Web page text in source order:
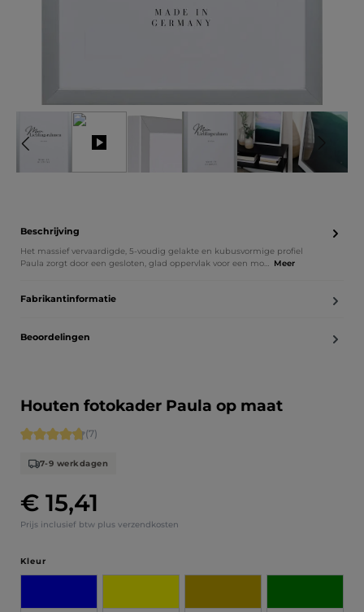
Beschrijving
Het massief vervaardigde, 5-voudig gelakte en kubusvormige profiel
Paula zorgt door een gesloten, glad oppervlak voor een mo… Meer
Fabrikantinformatie
Beoordelingen
Houten fotokader Paula op maat
Normale prijs:
€ 15,41
Prijs inclusief btw plus verzendkosten
Gemiddelde score van 4.71 op 5 sterren
(7)
7-9 werkdagen
Selecteer
Kleur